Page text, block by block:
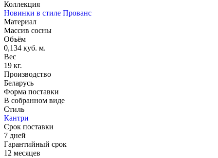
Коллекция
Новинки в стиле Прованс
Материал
Массив сосны
Объём
0,134 куб. м.
Вес
19 кг.
Производство
Беларусь
Форма поставки
В собранном виде
Стиль
Кантри
Срок поставки
7 дней
Гарантийный срок
12 месяцев